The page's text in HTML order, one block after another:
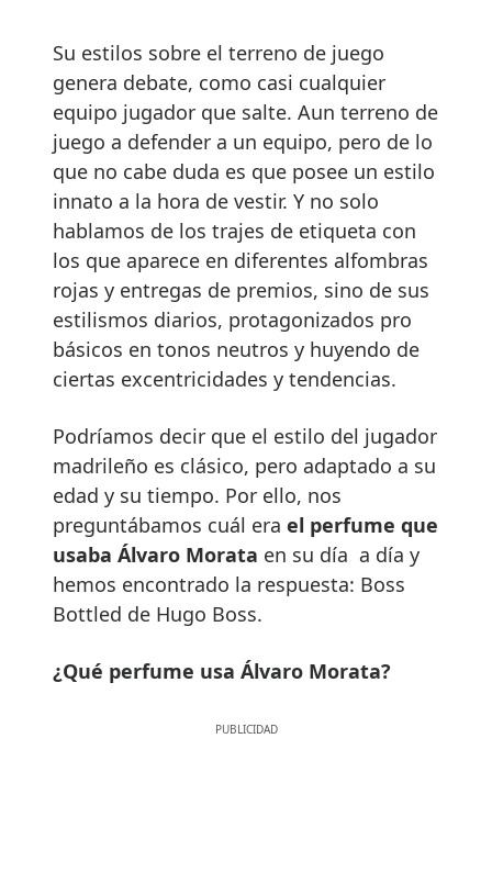
Su estilos sobre el terreno de juego
genera debate, como casi cualquier
equipo jugador que salte. Aun terreno de
juego a defender a un equipo, pero de lo
que no cabe duda es que posee un estilo
innato a la hora de vestir. Y no solo
hablamos de los trajes de etiqueta con
los que aparece en diferentes alfombras
rojas y entregas de premios, sino de sus
estilismos diarios, protagonizados pro
básicos en tonos neutros y huyendo de
ciertas excentricidades y tendencias.
Podríamos decir que el estilo del jugador
madrileño es clásico, pero adaptado a su
edad y su tiempo. Por ello, nos
preguntábamos cuál era el perfume que
usaba Álvaro Morata en su día a día y
hemos encontrado la respuesta: Boss
Bottled de Hugo Boss.
¿Qué perfume usa Álvaro Morata?